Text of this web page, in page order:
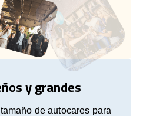
y grandes
de autocares para